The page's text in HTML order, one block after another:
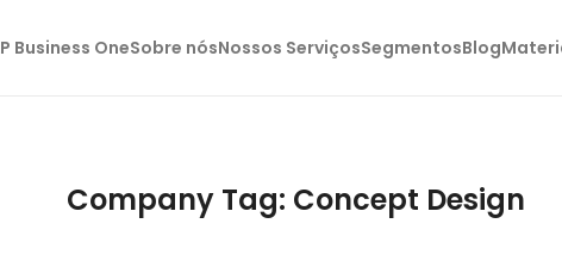
Business OneSobre nósNossos ServiçosSegmentosBlog
Company Tag: Concept Design